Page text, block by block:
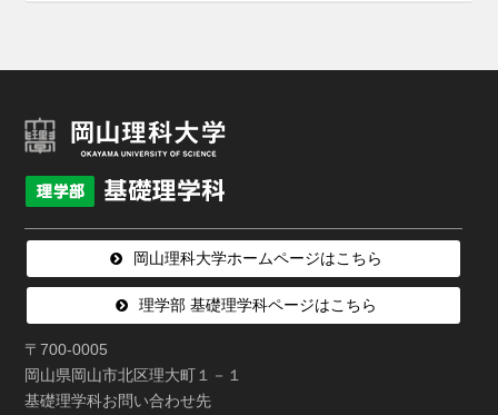
岡山理科大学ホームページはこちら
理学部 基礎理学科ページはこちら
〒700-0005
岡山県岡山市北区理大町１－１
基礎理学科お問い合わせ先